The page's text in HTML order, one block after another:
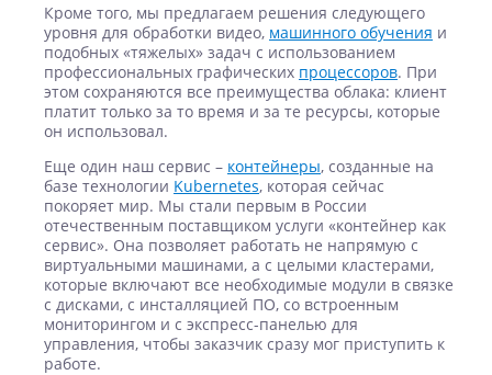
Кроме того, мы предлагаем решения следующего
уровня для обработки видео, машинного обучения и
подобных «тяжелых» задач с использованием
профессиональных графических процессоров. При
этом сохраняются все преимущества облака: клиент
платит только за то время и за те ресурсы, которые
он использовал.
Еще один наш сервис – контейнеры, созданные на
базе технологии Kubernetes, которая сейчас
покоряет мир. Мы стали первым в России
отечественным поставщиком услуги «контейнер как
сервис». Она позволяет работать не напрямую с
виртуальными машинами, а с целыми кластерами,
которые включают все необходимые модули в связке
с дисками, с инсталляцией ПО, со встроенным
мониторингом и с экспресс-панелью для
управления, чтобы заказчик сразу мог приступить к
работе.